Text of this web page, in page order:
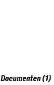
Documenten (1)